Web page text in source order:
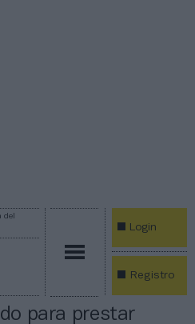
del
Login
Registro
para prestar